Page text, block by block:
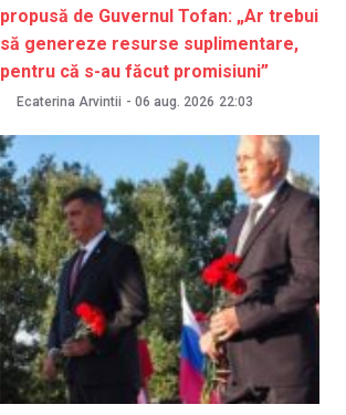
propusă de Guvernul Tofan: „Ar trebui
să genereze resurse suplimentare,
pentru că s-au făcut promisiuni”
Ecaterina Arvintii - 06 aug. 2026 22:03